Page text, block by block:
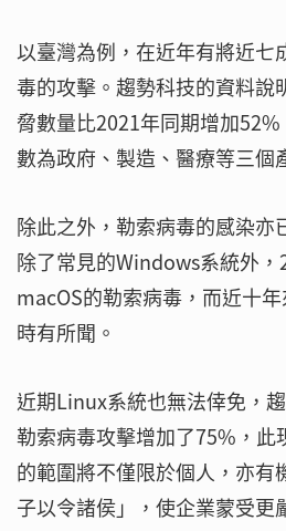
以臺灣為例，在近年有將近七
毒的攻擊。趨勢科技的資料說
脅數量比2021年同期增加
數為政府、製造、醫療等三個
除此之外，勒索病毒的感染亦
除了常見的Windows系統外
macOS的勒索病毒，而近十
時有所聞。
近期Linux系統也無法倖免，
勒索病毒攻擊增加了75%，此
的範圍將不僅限於個人，亦有
子以令諸侯」，使企業蒙受